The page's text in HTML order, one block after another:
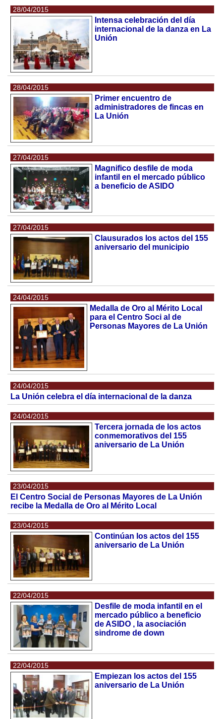
28/04/2015
Intensa celebración del día
internacional de la danza en La
Unión
28/04/2015
Primer encuentro de
administradores de fincas en
La Unión
27/04/2015
Magnifico desfile de moda
infantil en el mercado público
a beneficio de ASIDO
27/04/2015
Clausurados los actos del 155
aniversario del municipio
24/04/2015
Medalla de Oro al Mérito Local
para el Centro Soci al de
Personas Mayores de La Unión
24/04/2015
La Unión celebra el día internacional de la danza
24/04/2015
Tercera jornada de los actos
conmemorativos del 155
aniversario de La Unión
23/04/2015
El Centro Social de Personas Mayores de La Unión
recibe la Medalla de Oro al Mérito Local
23/04/2015
Continúan los actos del 155
aniversario de La Unión
22/04/2015
Desfile de moda infantil en el
mercado público a beneficio
de ASIDO , la asociación
sindrome de down
22/04/2015
Empiezan los actos del 155
aniversario de La Unión